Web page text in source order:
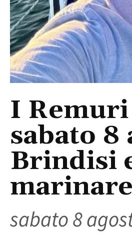
I
sabato 8
Brindisi
sabato 8